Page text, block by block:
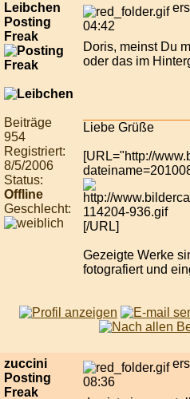
Leibchen
Posting
Freak
Beiträge
954
Registriert:
8/5/2006
Status:
Offline
Geschlecht:
04:42
Doris, meinst Du
oder das im
Liebe Grüße
[URL="http://
[/URL]
Gezeigte Werke
fotografiert und
zuccini
Posting
Freak
08:36